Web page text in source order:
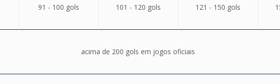
91 - 100 gols 101 - 120 gols 121 - 150 gols
acima de 200 gols em jogos oficiais